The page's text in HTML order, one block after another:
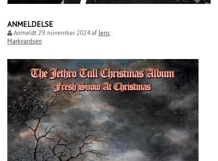
ANMELDELSE
Anmeldt 29. november 2024afJens
Markvardsen